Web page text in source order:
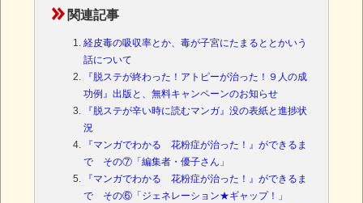
関連記事
経皮毒の吸収率とか、毒が子宮にたまるととかいう
話について
『脱ステが終わった！アトピーが治った！９人の成
功例』出版と、無料キャンペーンのお知らせ
『脱ステが辛い時に読むマンガ』没の表紙と進捗状
況
『マンガでわかる 花粉症が治った！』ができるま
で その⑦「編集者・優子さん」
『マンガでわかる 花粉症が治った！』ができるま
で その⑥「ジェネレーション★ギャップ！」